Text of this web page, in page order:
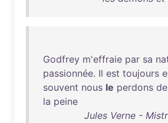
Godfrey m'effraie par sa
passionnée. Il est toujours
souvent nous le perdons de
la peine
Jules Verne -